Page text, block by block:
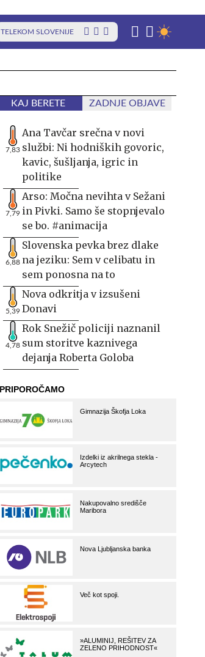
TELEKOM SLOVENIJE
KAJ BERETE ZADNJE OBJAVE
7,83
Ana Tavčar srečna v novi
službi: Ni hodniških govoric,
kavic, šušljanja, igric in
politike
7,79
Arso: Močna nevihta v Sežani
in Pivki. Samo še stopnjevalo
se bo. #animacija
6,88
Slovenska pevka brez dlake
na jeziku: Sem v celibatu in
sem ponosna na to
5,39
Nova odkritja v izsušeni
Donavi
4,78
Rok Snežič policiji naznanil
sum storitve kaznivega
dejanja Roberta Goloba